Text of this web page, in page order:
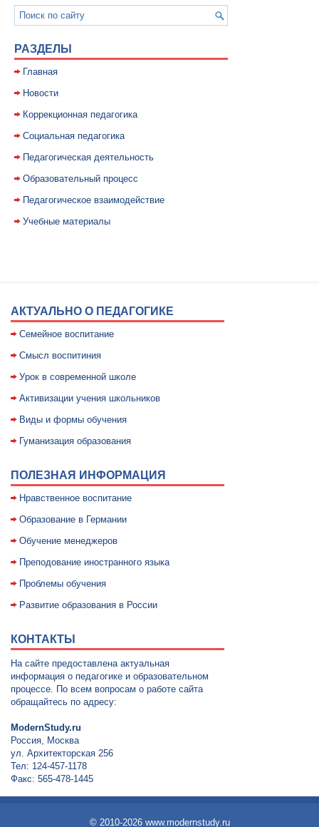
РАЗДЕЛЫ
Главная
Новости
Коррекционная педагогика
Социальная педагогика
Педагогическая деятельность
Образовательный процесс
Педагогическое взаимодействие
Учебные материалы
АКТУАЛЬНО О ПЕДАГОГИКЕ
Семейное воспитание
Смысл воспитиния
Уpок в совpеменной школе
Активизации учения школьников
Виды и формы обучения
Гуманизация образования
ПОЛЕЗНАЯ ИНФОРМАЦИЯ
Нравственное воспитание
Образование в Германии
Обучение менеджеров
Преподование иностранного языка
Проблемы обучения
Развитие образования в России
КОНТАКТЫ
На сайте предоставлена актуальная
информация о педагогике и образовательном
процессе. По всем вопросам о работе сайта
обращайтесь по адресу:
ModernStudy.ru
Россия, Москва
ул. Архитекторская 256
Тел: 124-457-1178
Факс: 565-478-1445
© 2010-2026 www.modernstudy.ru